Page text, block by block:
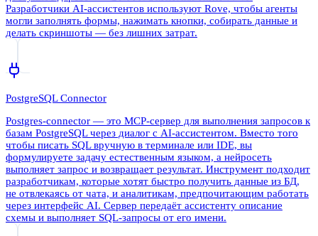
Разработчики AI-ассистентов используют Rove, чтобы агенты
могли заполнять формы, нажимать кнопки, собирать данные и
делать скриншоты — без лишних затрат.
PostgreSQL Connector
Postgres-connector — это MCP-сервер для выполнения запросов к
базам PostgreSQL через диалог с AI-ассистентом. Вместо того
чтобы писать SQL вручную в терминале или IDE, вы
формулируете задачу естественным языком, а нейросеть
выполняет запрос и возвращает результат. Инструмент подходит
разработчикам, которые хотят быстро получить данные из БД,
не отвлекаясь от чата, и аналитикам, предпочитающим работать
через интерфейс AI. Сервер передаёт ассистенту описание
схемы и выполняет SQL-запросы от его имени.